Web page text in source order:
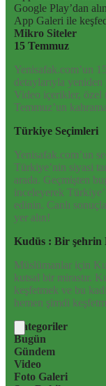
Google Play’dan alın
App Galeri ile
Mikro Siteler
15 Temmuz
Yenisafak.com’un
detaylarıyla
Video içerikler, özel
Temmuz’un
Türkiye Seçimleri
Yenisafak.com’un
Türkiye’nin siyasi
arada. Geçmişten
inceleyerek
edinin. Canlı
yer alın!
Kudüs : Bir şehrin
Müslümanlar için
kutsal bir mirastır.
keşfetmek ve bu
hemen şimdi
Kategoriler
Bugün
Gündem
Video
Foto Galeri